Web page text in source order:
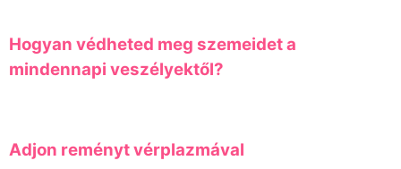
Hogyan védheted meg szemeidet a
mindennapi veszélyektől?
Adjon reményt vérplazmával